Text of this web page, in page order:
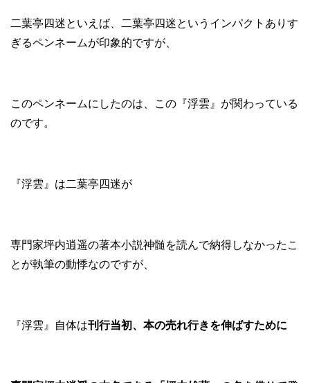
二葉亭四迷といえば、二葉亭四迷というインパクトありす
ぎるペンネームが印象的ですが、
このペンネームにしたのは、この『浮雲』が関わっている
のです。
『浮雲』は二葉亭四迷が
専門家坪内逍遥の著本小説神髄を読んで納得しなかったこ
とが執筆の動悸なのですが、
『浮雲』自体は刊行当初、本の売れ行きを伸ばすために